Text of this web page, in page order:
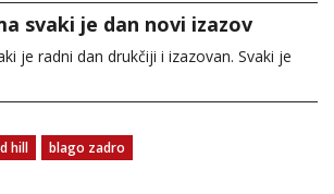
svaki je dan novi izazov
je radni dan drukčiji i izazovan. Svaki je
hill blago zadro